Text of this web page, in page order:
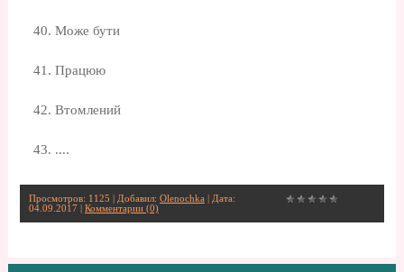
40. Може бути
41. Працюю
42. Втомлений
43. ....
Просмотров: 1125 | Добавил: Olenochka | Дата:
04.09.2017| Комментарии (0)